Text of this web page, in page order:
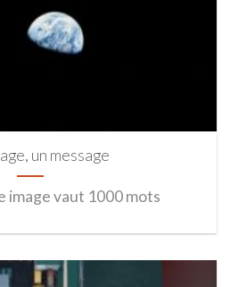
un message
image vaut 1000 mots